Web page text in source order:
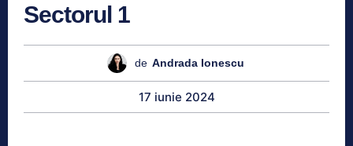
Sectorul 1
de Andrada Ionescu
17 iunie 2024